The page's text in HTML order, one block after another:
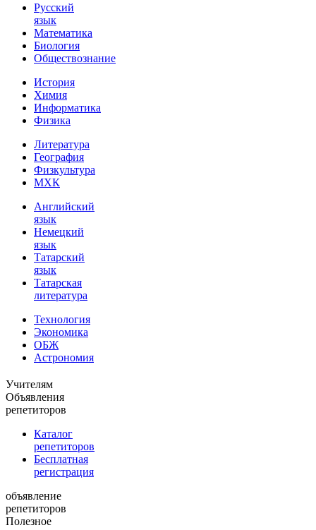
Русский
язык
Математика
Биология
Обществознание
История
Химия
Информатика
Физика
Литература
География
Физкультура
МХК
Английский
язык
Немецкий
язык
Татарский
язык
Татарская
литература
Технология
Экономика
ОБЖ
Астрономия
Учителям
Объявления
репетиторов
Каталог
репетиторов
Бесплатная
регистрация
объявление
репетиторов
Полезное